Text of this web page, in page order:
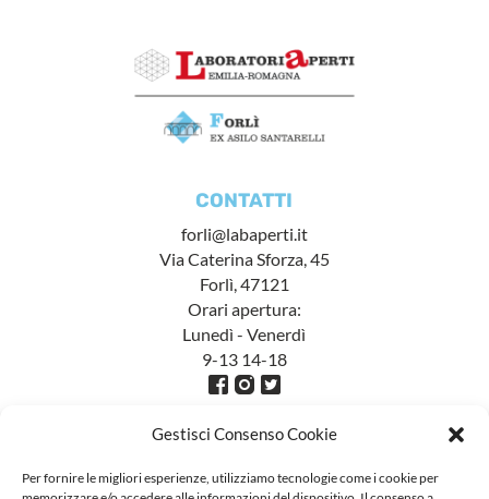
Gestisci Consenso Cookie
Per fornire le migliori esperienze, utilizziamo tecnologie come i cookie per
CONTATTI
forli@labaperti.it
Via Caterina Sforza, 45
Forlì, 47121
Orari apertura:
Lunedì - Venerdì
9-13 14-18